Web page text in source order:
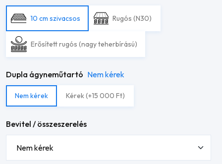
10 cm szivacsos Rugós (N30)
Erősített rugós (nagy teherbírású)
Dupla ágyneműtartó Nem kérek
Nem kérek Kérek (+15 000 Ft)
Bevitel / összeszerelés